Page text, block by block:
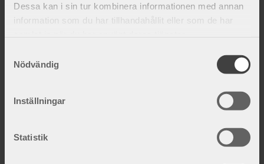
Dessa kan i sin tur kombinera informationen med annan
information som du har tillhandahållit eller som de har
Nödvändig
Inställningar
Statistik
Multi ryggortos
695kr